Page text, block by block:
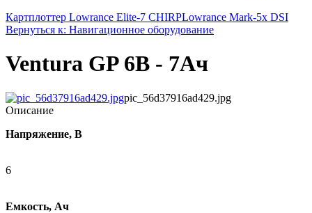
Картплоттер Lowrance Elite-7 CHIRPLowrance Mark-5x DSI
Вернуться к: Навигационное оборудование
Ventura GP 6В - 7Ач
pic_56d37916ad429.jpg
Описание
Напряжение, В
6
Емкость, Ач